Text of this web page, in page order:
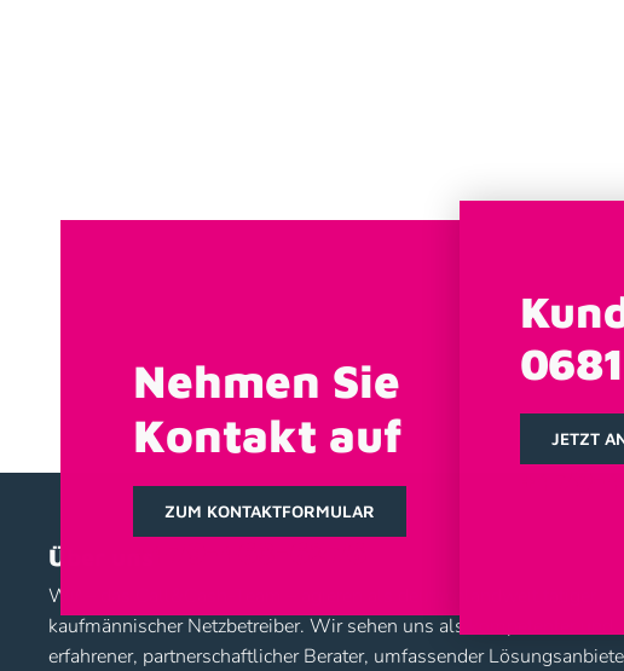
Nehmen Sie
Kontakt auf
ZUM KONTAKTFORMULAR
JETZT
Über uns
Wir – das Call&Cash-Team – agieren als deutschlandweit tätiger,
kaufmännischer Netzbetreiber. Wir sehen uns als kompetenter und
erfahrener, partnerschaftlicher Berater, umfassender